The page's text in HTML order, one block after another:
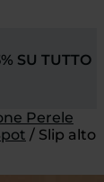
SU TUTTO
Perele
/ Slip alto